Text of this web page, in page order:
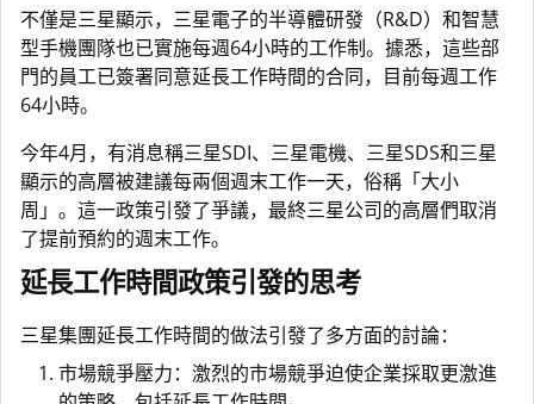
不僅是三星顯示，三星電子的半導體研發（R&D）和智慧
型手機團隊也已實施每週64小時的工作制。據悉，這些部
門的員工已簽署同意延長工作時間的合同，目前每週工作
64小時。
今年4月，有消息稱三星SDI、三星電機、三星SDS和三星
顯示的高層被建議每兩個週末工作一天，俗稱「大小
周」。這一政策引發了爭議，最終三星公司的高層們取消
了提前預約的週末工作。
延長工作時間政策引發的思考
三星集團延長工作時間的做法引發了多方面的討論：
市場競爭壓力：激烈的市場競爭迫使企業採取更激進